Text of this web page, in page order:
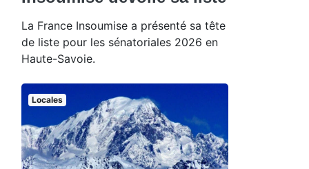
La France Insoumise a présenté sa tête
de liste pour les sénatoriales 2026 en
Haute-Savoie.
Locales